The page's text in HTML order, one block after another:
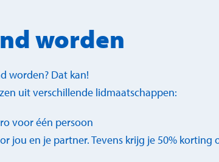
worden
worden? Dat kan!
uit verschillende lidmaatschappen:
voor één persoon
jou en je partner. Tevens krijg je 50% korting